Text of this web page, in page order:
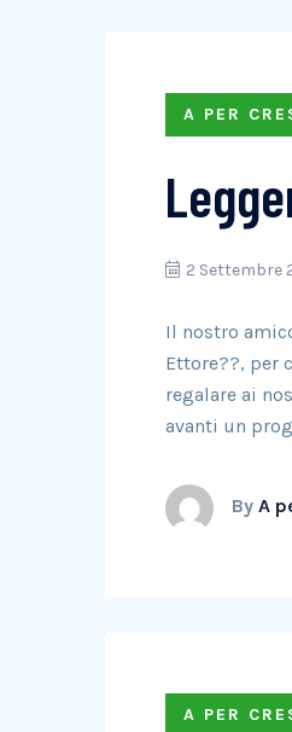
A PER
2 Settembre
Il nostro
Ettore??, per
regalare ai
avanti un
By A
A PER